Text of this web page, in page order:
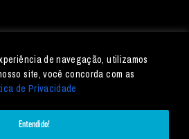
de navegação, utilizamos
site, você concorda com as
de Privacidade
Entendido!